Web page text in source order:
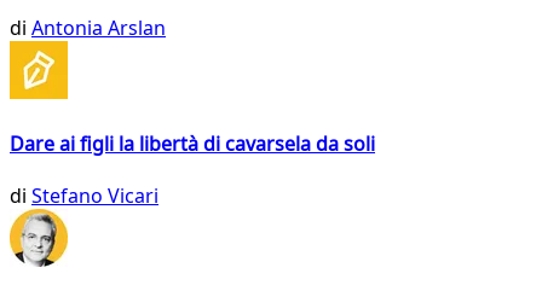
di Antonia Arslan
Dare ai figli la libertà di cavarsela da soli
di Stefano Vicari